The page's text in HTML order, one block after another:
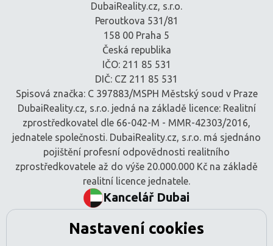
DubaiReality.cz, s.r.o.
Peroutkova 531/81
158 00 Praha 5
Česká republika
IČO: 211 85 531
DIČ: CZ 211 85 531
Spisová značka: C 397883/MSPH Městský soud v Praze
DubaiReality.cz, s.r.o. jedná na základě licence: Realitní
zprostředkovatel dle 66-042-M - MMR-42303/2016,
jednatele společnosti. DubaiReality.cz, s.r.o. má sjednáno
pojištění profesní odpovědnosti realitního
zprostředkovatele až do výše 20.000.000 Kč na základě
realitní licence jednatele.
Kancelář Dubai
Tamani Arts Offices, Office 741
Nastavení cookies